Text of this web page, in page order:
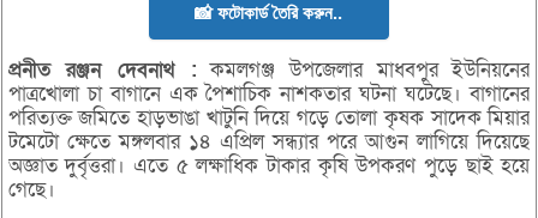
📸 ফটোকার্ড তৈরি করুন..
প্রনীতরঞ্জনদেবনাথ : কমলগঞ্জ উপজেলার মাধবপুর ইউনিয়নের
পাত্রখোলা চা বাগানে এক পৈশাচিক নাশকতার ঘটনা ঘটেছে। বাগানের
পরিত্যক্ত জমিতে হাড়ভাঙা খাটুনি দিয়ে গড়ে তোলা কৃষক সাদেক মিয়ার
টমেটো ক্ষেতে মঙ্গলবার ১৪ এপ্রিল সন্ধ্যার পরে আগুন লাগিয়ে দিয়েছে
অজ্ঞাত দুর্বৃত্তরা। এতে ৫ লক্ষাধিক টাকার কৃষি উপকরণ পুড়ে ছাই হয়ে
গেছে।